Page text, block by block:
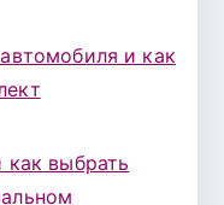
я
и как
как выбрать